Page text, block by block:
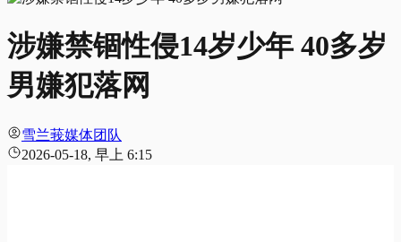
涉嫌禁锢性侵14岁少年 40多岁
男嫌犯落网
雪兰莪媒体团队
2026-05-18, 早上 6:15